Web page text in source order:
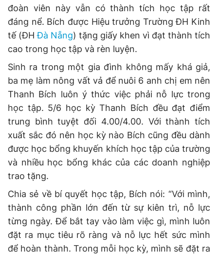
đoàn viên này vẫn có thành tích học tập rất
đáng nể. Bích được Hiệu trưởng Trường ĐH Kinh
tế (ĐHĐà Nẵng) tặng giấy khen vì đạt thành tích
cao trong học tập và rèn luyện.
Sinh ra trong một gia đình không mấy khá giả,
ba mẹ làm nông vất vả để nuôi 6 anh chị em nên
Thanh Bích luôn ý thức việc phải nỗ lực trong
học tập. 5/6 học kỳ Thanh Bích đều đạt điểm
trung bình tuyệt đối 4.00/4.00. Với thành tích
xuất sắc đó nên học kỳ nào Bích cũng đều dành
được học bổng khuyến khích học tập của trường
và nhiều học bổng khác của các doanh nghiệp
trao tặng.
Chia sẻ về bí quyết học tập, Bích nói: “Với mình,
thành công phần lớn đến từ sự kiên trì, nỗ lực
từng ngày. Để bắt tay vào làm việc gì, mình luôn
đặt ra mục tiêu rõ ràng và nỗ lực hết sức mình
để hoàn thành. Trong mỗi học kỳ, mình sẽ đặt ra